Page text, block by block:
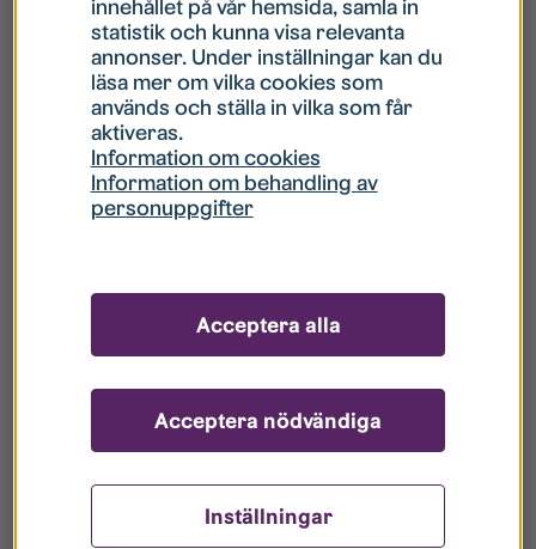
Hur gör jag om mitt konto är låst?
Hur gör jag när jag glömt mitt lösenord?
Vad innebär Gästkonto/Gästanvändare?
innehållet på vår hemsida, samla in
statistik och kunna visa relevanta
annonser. Under inställningar kan du
läsa mer om vilka cookies som
används och ställa in vilka som får
aktiveras.
Information om cookies
Information om behandling av
personuppgifter
Inställningar
Acceptera nödvändiga
Acceptera alla